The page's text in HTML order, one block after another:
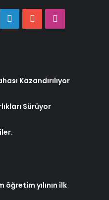
LinkedInYouTube
Kazandırılıyor
Sürüyor
yılının ilk